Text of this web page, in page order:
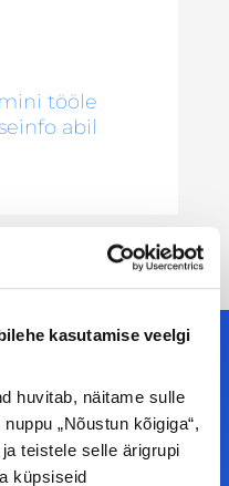
kasutamise veelgi
huvitab, näitame sulle
„Nõustun kõigiga“,
teistele selle ärigrupi
küpsiseid
tööle
abil
kõik vajaliku, et olla